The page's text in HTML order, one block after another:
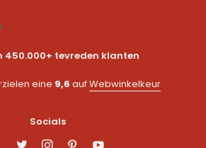
450.000+ tevreden klanten
eine 9,6 aufWebwinkelkeur
Socials